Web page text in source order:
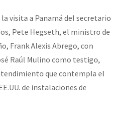
visita a Panamá del secretario
Pete Hegseth, el ministro de
Frank Alexis Abrego, con
Raúl Mulino como testigo,
que contempla el
de instalaciones de